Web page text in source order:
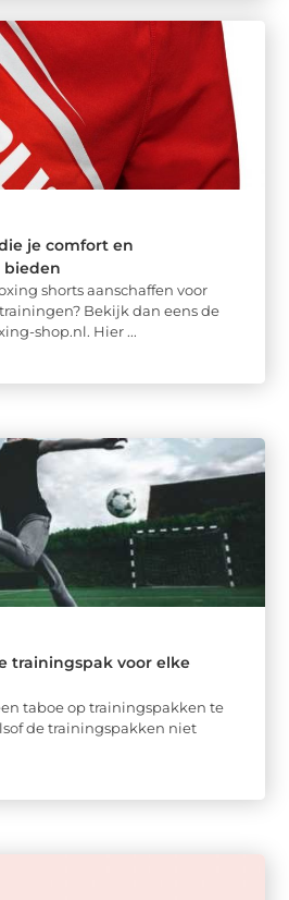
je comfort en
bieden
shorts aanschaffen voor
Bekijk dan eens de
shop.nl. Hier ...
trainingspak voor elke
taboe op trainingspakken te
de trainingspakken niet